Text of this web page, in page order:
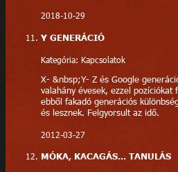
2018-10-29
Y GENERÁCIÓ
Kategória: Kapcsolatok
X- &nbsp;Y- Z és Google
valahány évesek, ezzel pozíciókat
ebből fakadó generációs
és lesznek. Felgyorsult az idő.
2012-03-27
MÓKA, KACAGÁS... TANULÁS